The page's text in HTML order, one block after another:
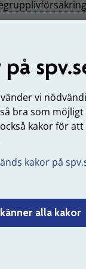
vi
bra som
kakor för
kakor på
alla kakor
påverkar
premiens
påverkar
för
och den
för